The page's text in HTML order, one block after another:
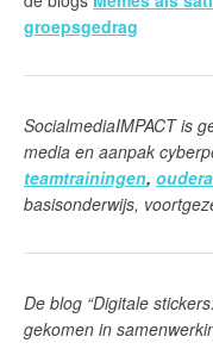
groepsgedrag
SocialmediaIMPACT is
media en aanpak
teamtrainingen,
basisonderwijs,
De blog “Digitale
gekomen in